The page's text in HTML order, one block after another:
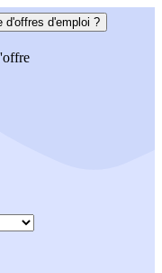
d'offres d'emploi ?